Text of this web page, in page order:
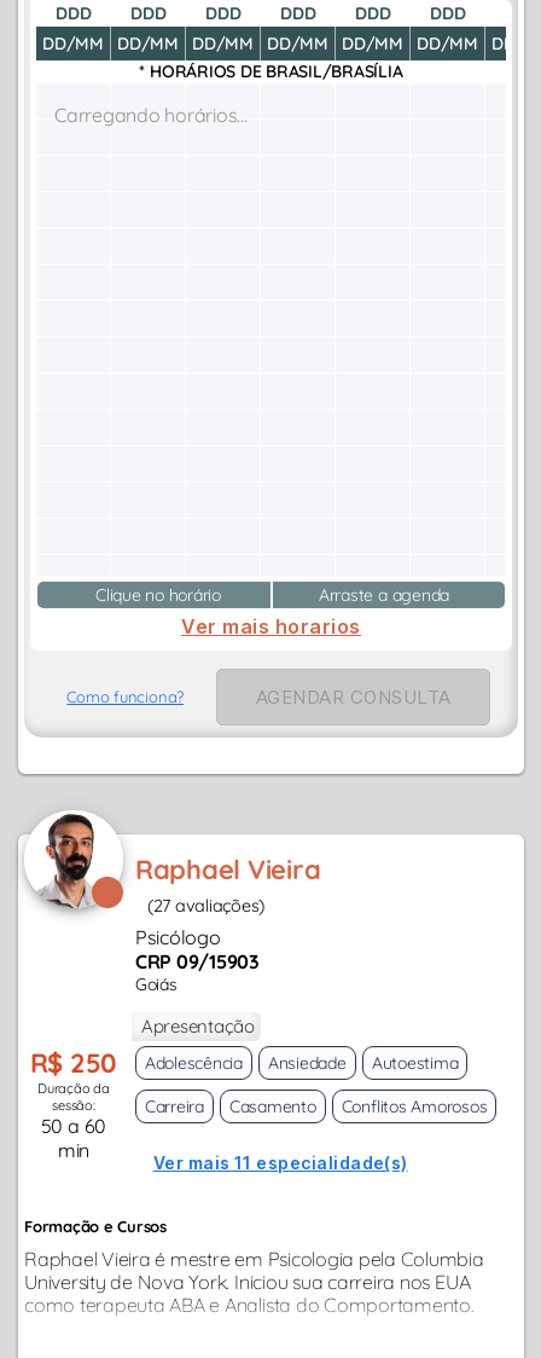
DDD
DD/MM
DDD
DD/MM
DDD
DD/MM
DDD
DD/MM
DDD
DD/MM
DDD
DD/MM
DD/
* HORÁRIOS DE BRASIL/BRASÍLIA
Carregando horários...
Clique no horário Arraste a agenda
Ver mais horarios
Como funciona? AGENDAR CONSULTA
Raphael Vieira
(27 avaliações)
Psicólogo
CRP 09/15903
Goiás
Apresentação
R$ 250
Duração da
sessão:
50 a 60
min
Adolescência Ansiedade
Autoestima
Carreira
Casamento Conflitos Amorosos
Ver mais 11 especialidade(s)
Formação e Cursos
Raphael Vieira é mestre em Psicologia pela Columbia
University de Nova York. Iniciou sua carreira nos EUA
como terapeuta ABA e Analista do Comportamento.